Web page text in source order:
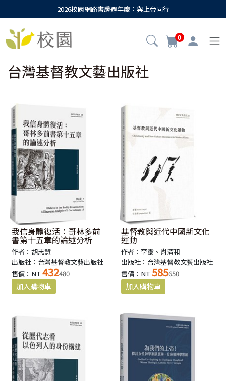
2026校園網路書房週年慶：與上帝同行
0
台灣基督教文藝出版社
我信身體復活：哥林多前
書第十五章的論述分析
作者：胡志慧
出版社：台灣基督教文藝出版社
售價：NT 432480
基督教與近代中國新文化
運動
作者：李靈、肖清和
出版社：台灣基督教文藝出版社
售價：NT 585650